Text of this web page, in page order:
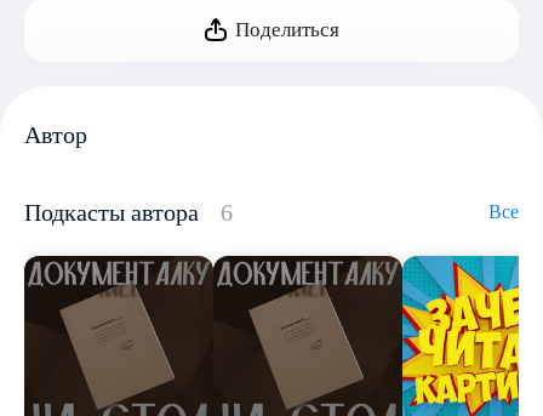
Поделиться
Автор
Подкасты автора 6 Все